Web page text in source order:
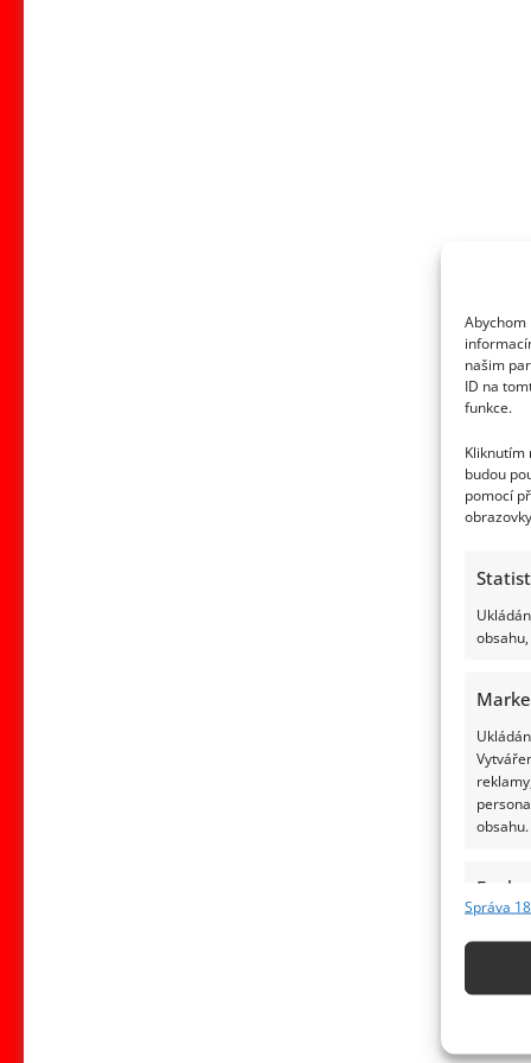
Abychom
našim
ID na
funkce.
Kliknutím
budou
pomocí
obsahu.
Funkce
Správa